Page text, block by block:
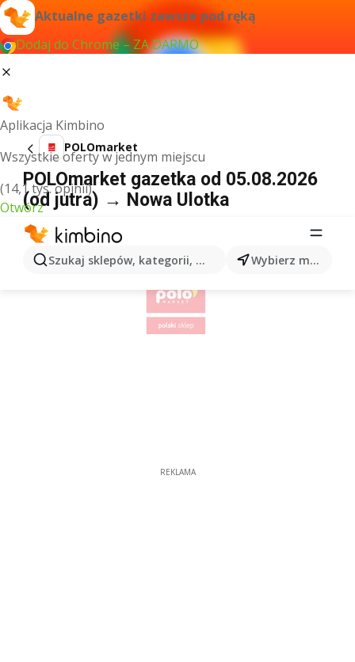
Aktualne gazetki zawsze pod ręką
Dodaj do Chrome – ZA DARMO
Aplikacja Kimbino
Wszystkie oferty w jednym miejscu
(14,1 tys. opinii)
Otwórz
Szukaj sklepów, kategorii, produktów... Wybierz miasto
POLOmarket
POLOmarket gazetka od 05.08.2026
(od jutra) → Nowa Ulotka
REKLAMA